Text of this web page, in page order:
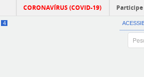
CORONAVÍRUS (COVID-19) Participe
4